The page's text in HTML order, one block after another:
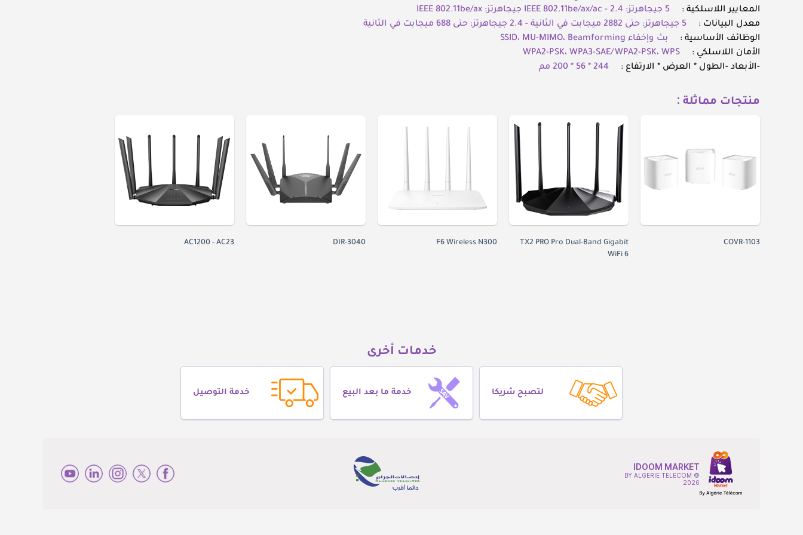
المعايير اللاسلكية :
5 جيجاهرتز: IEEE 802.11be/ax/ac - 2.4 جيجاهرتز: IEEE 802.11be/ax
معدل البيانات :
5 جيجاهرتز: حتى 2882 ميجابت في الثانية - 2.4 جيجاهرتز: حتى 688 ميجابت في الثانية
الوظائف الأساسية :
بث وإخفاء SSID، MU-MIMO، Beamforming
الأمان اللاسلكي :
WPA2-PSK، WPA3-SAE/WPA2-PSK، WPS
-الأبعاد -الطول * العرض * الارتفاع :
244 * 56 * 200 مم
منتجات مماثلة :
COVR-1103
TX2 PRO Pro Dual-Band Gigabit
WiFi 6
F6 Wireless N300
DIR-3040
AC1200 - AC23
خدمات أخرى
لتصبح شريكا خدمة ما بعد البيع خدمة التوصيل
IDOOM MARKET
BY ALGERIE TELECOM ©
2026